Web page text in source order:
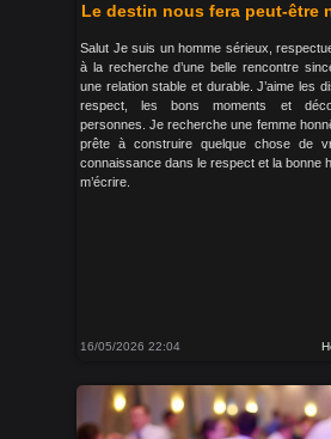
Le destin nous fera peut-être
Salut Je suis un homme sérieux,
à la recherche d’une belle rencontre
une relation stable et durable. J’aime les
respect, les bons moments et
personnes. Je recherche une femme
prête à construire quelque chose de
connaissance dans le respect et la bonne
m’écrire.
16/05/2026 22:04